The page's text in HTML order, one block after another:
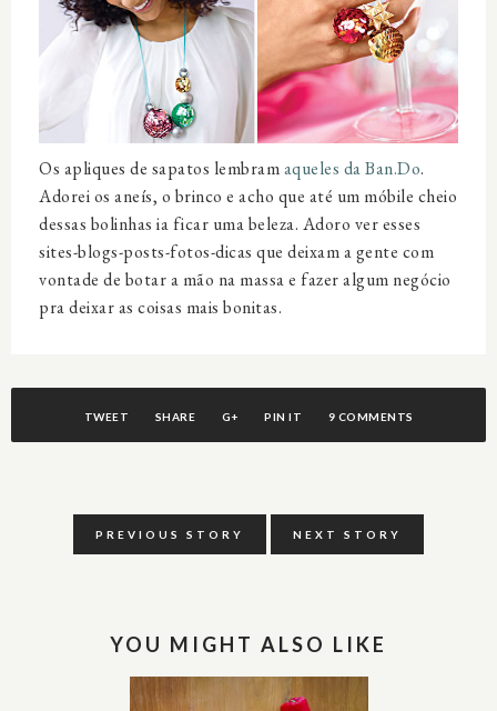
Os apliques de sapatos lembramaqueles da Ban.Do.
Adorei os aneís, o brinco e acho que até um móbile cheio
dessas bolinhas ia ficar uma beleza. Adoro ver esses
sites-blogs-posts-fotos-dicas que deixam a gente com
vontade de botar a mão na massa e fazer algum negócio
pra deixar as coisas mais bonitas.
TWEET SHARE G+ PIN IT 9 COMMENTS
PREVIOUS STORY NEXT STORY
YOU MIGHT ALSO LIKE